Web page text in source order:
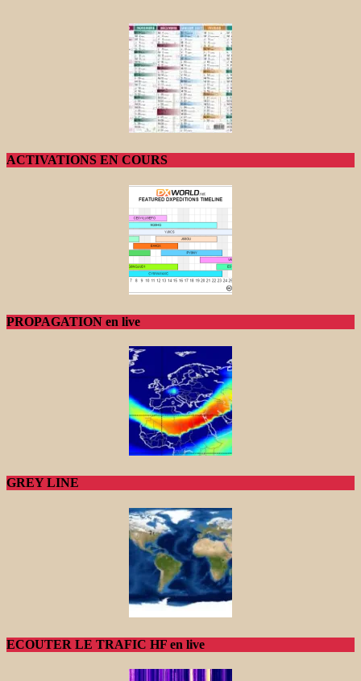
ACTIVATIONS EN COURS
PROPAGATION en live
GREY LINE
ECOUTER LE TRAFIC HF en live